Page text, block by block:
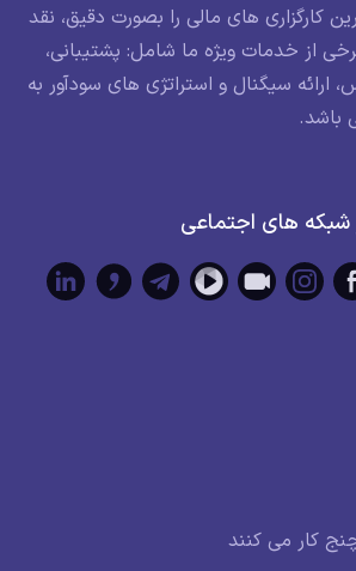
کارگزاری های مالی را بصورت دقیق، نقد
از خدمات ویژه ما شامل: پشتیبانی،
ارائه سیگنال و استراتژی های سودآور به
باشد.
های اجتماعی
کار می کنند